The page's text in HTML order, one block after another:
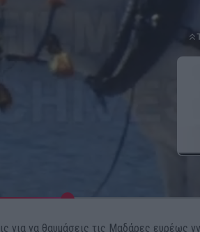
για να θαυμάσεις τις Μαδάρες